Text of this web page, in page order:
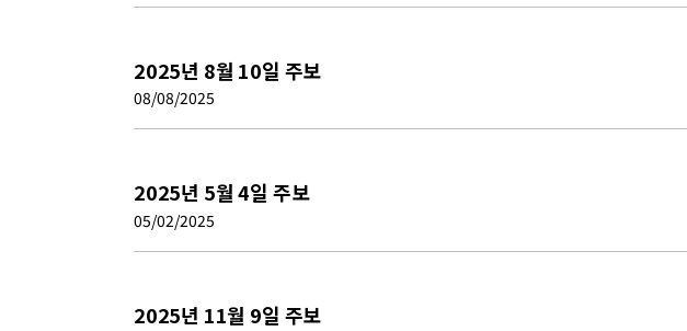
2025년 8월 10일 주보
08/08/2025
2025년 5월 4일 주보
05/02/2025
2025년 11월 9일 주보